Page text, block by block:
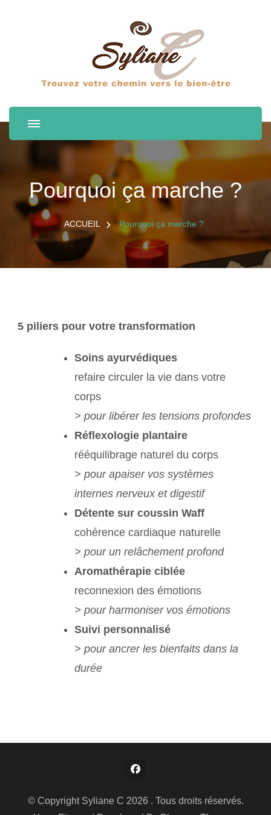
Pourquoi ça marche ?
ACCUEIL Pourquoi ça marche ?
5 piliers pour votre transformation
Soins ayurvédiques
refaire circuler la vie dans votre
corps
> pour libérer les tensions profondes
Réflexologie plantaire
rééquilibrage naturel du corps
> pour apaiser vos systèmes
internes nerveux et digestif
Détente sur coussin Waff
cohérence cardiaque naturelle
> pour un relâchement profond
Aromathérapie ciblée
reconnexion des émotions
> pour harmoniser vos émotions
Suivi personnalisé
> pour ancrer les bienfaits dans la
durée
© Copyright Syliane C 2026 . Tous droits réservés.